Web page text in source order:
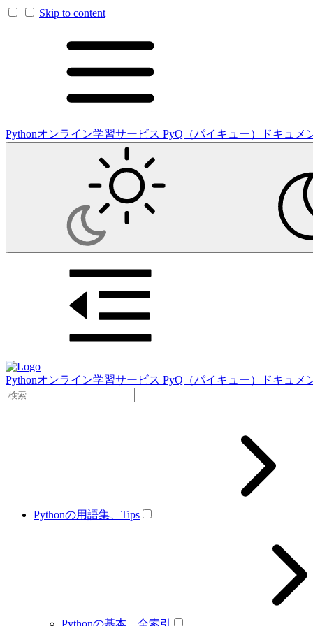
Skip to content
Pythonオンライン学習サービス PyQ（パイキュー）ドキュメ
Pythonオンライン学習サービス PyQ（パイキュー）ドキュメ
Pythonの用語集、Tips
Pythonの基本、全索引